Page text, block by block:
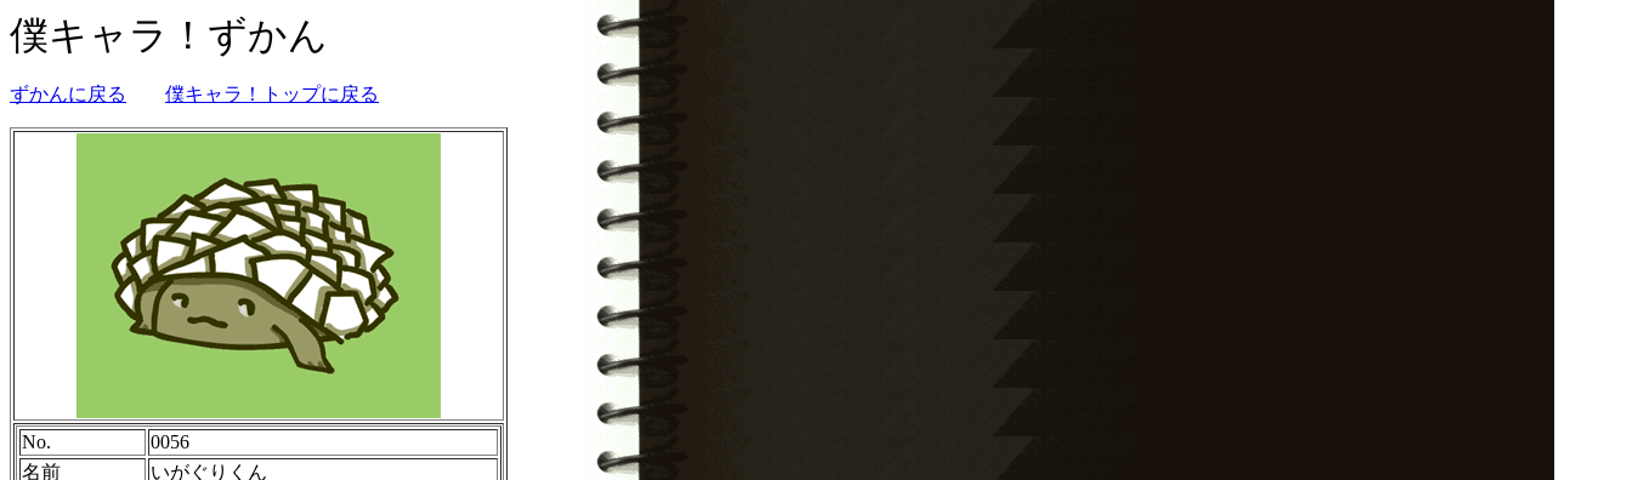
僕キャラ！ずかん
ずかんに戻る 僕キャラ！トップに戻る
No.
0056
名前
いがぐりくん